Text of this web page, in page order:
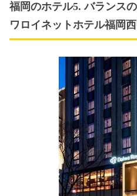
福岡のホテル5. バランス
ワロイネットホテル福岡西